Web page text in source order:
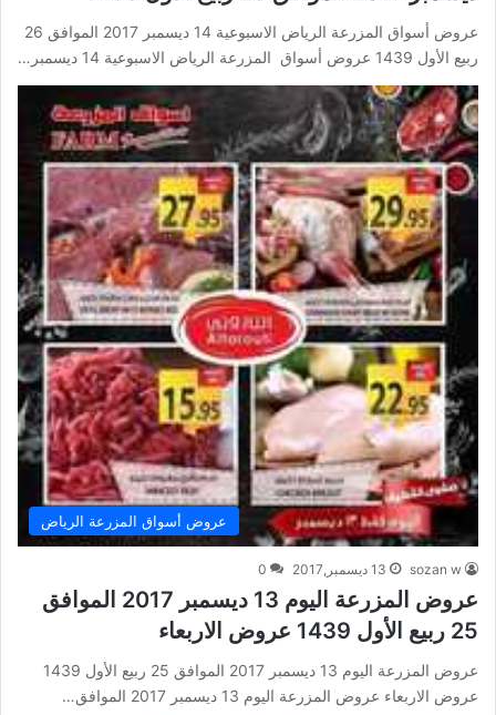
عروض أسواق المزرعة الرياض الاسبوعية 14 ديسمبر 2017 الموافق 26
ربيع الأول 1439 عروض أسواق المزرعة الرياض الاسبوعية 14 ديسمبر…
عروض أسواق المزرعة الرياض
sozan w 13 ديسمبر,2017 0
عروض المزرعة اليوم 13 ديسمبر 2017 الموافق
25 ربيع الأول 1439 عروض الاربعاء
عروض المزرعة اليوم 13 ديسمبر 2017 الموافق 25 ربيع الأول 1439
عروض الاربعاء عروض المزرعة اليوم 13 ديسمبر 2017 الموافق…